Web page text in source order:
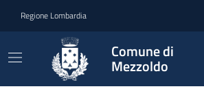
Regione Lombardia
Comune di
Mezzoldo